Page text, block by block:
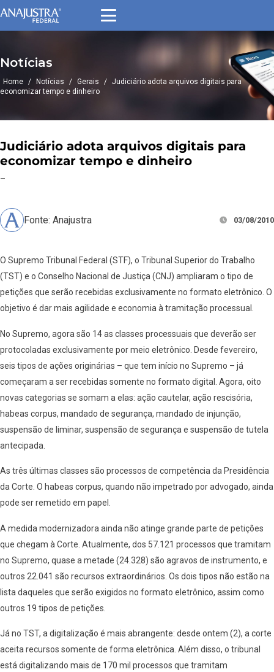
Notícias
Home / Notícias / Gerais / Judiciário adota arquivos digitais para
economizar tempo e dinheiro
Judiciário adota arquivos digitais para
economizar tempo e dinheiro
–
Fonte: Anajustra 03/08/2010
O Supremo Tribunal Federal (STF), o Tribunal Superior do Trabalho
(TST) e o Conselho Nacional de Justiça (CNJ) ampliaram o tipo de
petições que serão recebidas exclusivamente no formato eletrônico. O
objetivo é dar mais agilidade e economia à tramitação processual.
No Supremo, agora são 14 as classes processuais que deverão ser
protocoladas exclusivamente por meio eletrônico. Desde fevereiro,
seis tipos de ações originárias – que tem início no Supremo – já
começaram a ser recebidas somente no formato digital. Agora, oito
novas categorias se somam a elas: ação cautelar, ação rescisória,
habeas corpus, mandado de segurança, mandado de injunção,
suspensão de liminar, suspensão de segurança e suspensão de tutela
antecipada.
As três últimas classes são processos de competência da Presidência
da Corte. O habeas corpus, quando não impetrado por advogado, ainda
pode ser remetido em papel.
A medida modernizadora ainda não atinge grande parte de petições
que chegam à Corte. Atualmente, dos 57.121 processos que tramitam
no Supremo, quase a metade (24.328) são agravos de instrumento, e
outros 22.041 são recursos extraordinários. Os dois tipos não estão na
lista daqueles que serão exigidos no formato eletrônico, assim como
outros 19 tipos de petições.
Já no TST, a digitalização é mais abrangente: desde ontem (2), a corte
aceita recursos somente de forma eletrônica. Além disso, o tribunal
está digitalizando mais de 170 mil processos que tramitam